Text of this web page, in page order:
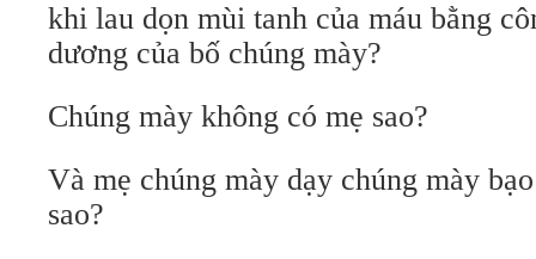
khi lau dọn mùi tanh của máu bằng
dương của bố chúng mày?
Chúng mày không có mẹ sao?
Và mẹ chúng mày dạy chúng mày
sao?